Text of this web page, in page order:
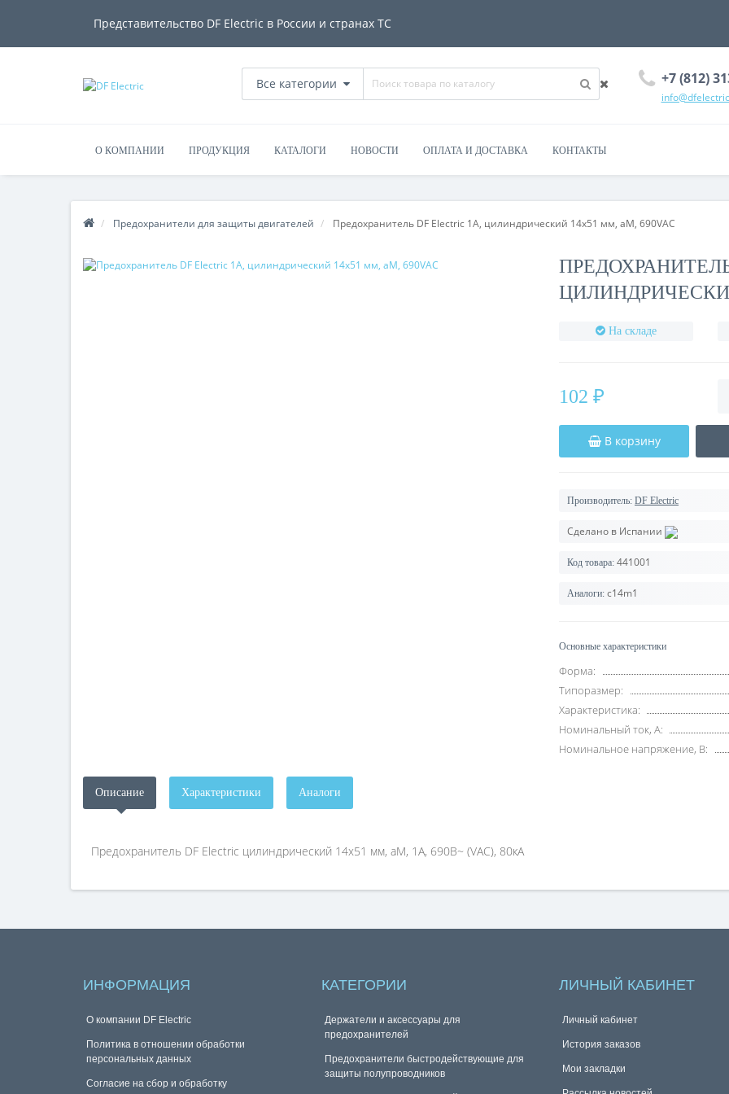
Представительство DF Electric в России и странах ТС
Все категории +7 (812)
О КОМПАНИИ ПРОДУКЦИЯ КАТАЛОГИ НОВОСТИ ОПЛАТА И ДОСТАВКА КОНТАКТЫ
Предохранители для защиты двигателей Предохранитель DF Electric 1A, цилиндрический 14x51 мм, aM, 690VAC
ПРЕДОХРАНИТЕЛЬ
На складе
102 ₽
В корзину
Производитель: DF Electric
Сделано в Испании
Код товара: 441001
Аналоги: c14m1
Основные характеристики
Форма:
Типоразмер:
Характеристика:
Номинальный ток, А:
Номинальное напряжение, В:
Описание Характеристики Аналоги
Предохранитель DF Electric цилиндрический 14х51 мм, aM, 1А, 690В~ (VAC), 80кА
ИНФОРМАЦИЯ
О компании DF Electric
Политика в отношении обработки
персональных данных
Согласие на сбор и обработку
КАТЕГОРИИ
Держатели и аксессуары для
предохранителей
Предохранители быстродействующие для
защиты полупроводников
ЛИЧНЫЙ КАБИНЕТ
Личный кабинет
История заказов
Мои закладки